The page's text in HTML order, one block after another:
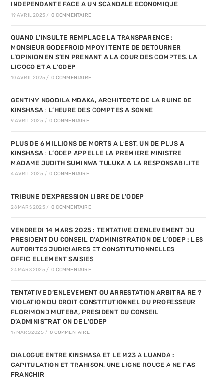
INDEPENDANTE FACE A UN SCANDALE ECONOMIQUE
19 AVRIL 2025 / 0 COMMENTAIRE
QUAND L’INSULTE REMPLACE LA TRANSPARENCE :
MONSIEUR GODEFROID MPOYI TENTE DE DETOURNER
L’OPINION EN S’EN PRENANT A LA COUR DES COMPTES, LA
LICOCO ET A L’ODEP
10 AVRIL 2025 / 0 COMMENTAIRE
GENTINY NGOBILA MBAKA, ARCHITECTE DE LA RUINE DE
KINSHASA : L’HEURE DES COMPTES A SONNE
9 AVRIL 2025 / 0 COMMENTAIRE
PLUS DE 6 MILLIONS DE MORTS A L’EST, UN DE PLUS A
KINSHASA : L’ODEP APPELLE LA PREMIERE MINISTRE
MADAME JUDITH SUMINWA TULUKA A LA RESPONSABILITE
4 AVRIL 2025 / 0 COMMENTAIRE
TRIBUNE D’EXPRESSION LIBRE DE L’ODEP
28 MARS 2025 / 0 COMMENTAIRE
VENDREDI 14 MARS 2025 : TENTATIVE D’ENLEVEMENT DU
PRESIDENT DU CONSEIL D’ADMINISTRATION DE L’ODEP : LES
AUTORITES JUDICIAIRES ET CONSTITUTIONNELLES
OFFICIELLEMENT SAISIES
24 MARS 2025 / 0 COMMENTAIRE
TENTATIVE D’ENLEVEMENT OU ARRESTATION ARBITRAIRE ?
VIOLATION DU DROIT CONSTITUTIONNEL DU PROFESSEUR
FLORIMOND MUTEBA, PRESIDENT DU CONSEIL
D’ADMINISTRATION DE L’ODEP
17 MARS 2025 / 0 COMMENTAIRE
DIALOGUE ENTRE KINSHASA ET LE M23 A LUANDA :
CAPITULATION ET TRAHISON, UNE LIGNE ROUGE A NE PAS
FRANCHIR